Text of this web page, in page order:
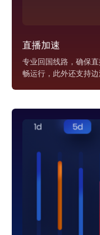
直播加速
专业回国线路，确保
畅运行，此外还支持